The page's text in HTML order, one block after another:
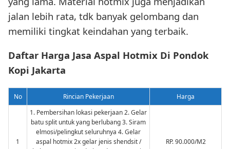
jalan lebih rata, tdk banyak gelombang dan
memiliki tingkat keindahan yang terbaik.
Daftar Harga Jasa Aspal Hotmix Di Pondok
Kopi Jakarta
No Rincian Pekerjaan Harga
1
1. Pembersihan lokasi pekerjaan 2. Gelar
batu split untuk yang berlubang 3. Siram
elmosi/pelingkut seluruhnya 4. Gelar
aspal hotmix 2x gelar jenis shendsit /
RP. 90.000/M2